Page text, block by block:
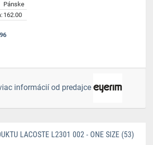
Pánske
162.00
informácií od predajce
LACOSTE L2301 002 - ONE SIZE (53)